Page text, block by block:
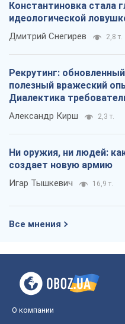
Константиновка стала
идеологической
российских оккупантов
Дмитрий Снегирев 2,8 т.
Рекрутинг:
полезный вражеский
Диалектика
Александр Кирш 2,3 т.
Ни оружия, ни людей:
создает новую армию
Игар Тышкевич 16,9 т.
Все мнения
О компании